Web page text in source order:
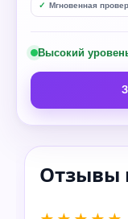
Мгновенная
Высокий